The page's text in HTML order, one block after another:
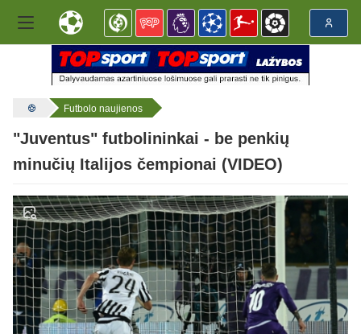
Futbolo naujienos
"Juventus" futbolininkai - be penkių
minučių Italijos čempionai (VIDEO)